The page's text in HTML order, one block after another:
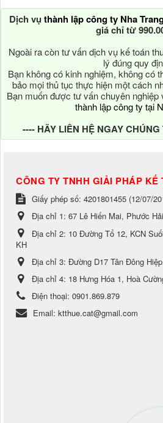
Dịch vụ thành lập công ty Nha
giá chỉ từ
Ngoài ra còn tư vấn dịch vụ kế toán
lý đúng quy
Bạn không có kinh nghiệm, không có
bảo mọi thủ tục thực hiện một cách
Bạn muốn được tư vấn chuyên nghiệp
thành lập công ty tại
---- HÃY LIÊN HỆ NGAY
CÔNG TY TNHH GIẢI PHÁP KẾ
Giấy phép số: 4201801455 (12/07/
Địa chỉ 1: 67 Lê Hiến Mai, Phước
Địa chỉ 2: 10 Đường Tổ 12, KCN
KH
Địa chỉ 3: Đường D17 Tân Đông
Địa chỉ 4: 18 Hưng Hóa 1, Hoà
Điện thoại: 0901.869.879
Email: ktthue.cat@gmail.com